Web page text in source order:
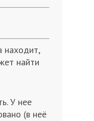
находит,
найти
У нее
(в неё